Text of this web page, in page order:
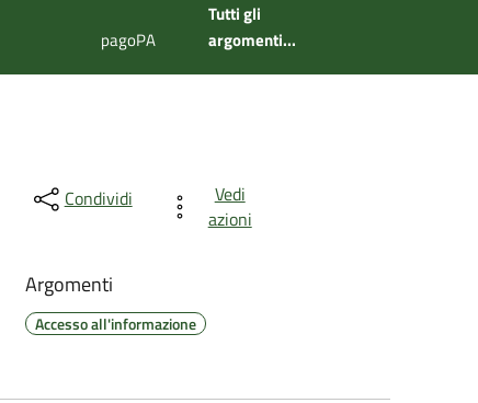
pagoPA
Tutti gli
argomenti...
Condividi
Vedi
azioni
Argomenti
Accesso all'informazione